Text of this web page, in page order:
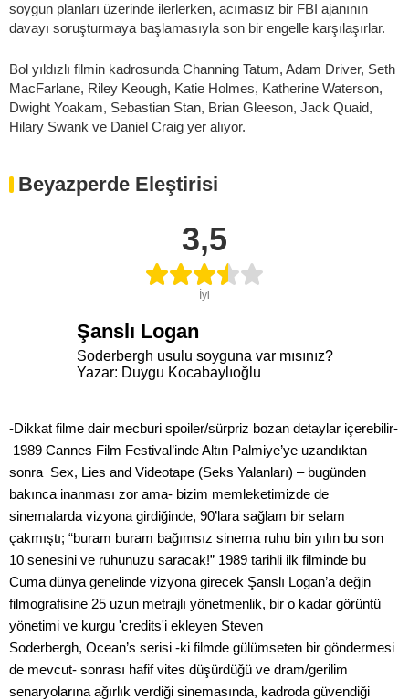
soygun planları üzerinde ilerlerken, acımasız bir FBI ajanının
davayı soruşturmaya başlamasıyla son bir engelle karşılaşırlar.
Bol yıldızlı filmin kadrosunda Channing Tatum, Adam Driver, Seth
MacFarlane, Riley Keough, Katie Holmes, Katherine Waterson,
Dwight Yoakam, Sebastian Stan, Brian Gleeson, Jack Quaid,
Hilary Swank ve Daniel Craig yer alıyor.
Beyazperde Eleştirisi
3,5
İyi
Şanslı Logan
Soderbergh usulu soyguna var mısınız?
Yazar: Duygu Kocabaylıoğlu
-Dikkat filme dair mecburi spoiler/sürpriz bozan detaylar içerebilir-
1989 Cannes Film Festival’inde Altın Palmiye’ye uzandıktan
sonra Sex, Lies and Videotape (Seks Yalanları) – bugünden
bakınca inanması zor ama- bizim memleketimizde de
sinemalarda vizyona girdiğinde, 90’lara sağlam bir selam
çakmıştı; “buram buram bağımsız sinema ruhu bin yılın bu son
10 senesini ve ruhunuzu saracak!” 1989 tarihli ilk filminde bu
Cuma dünya genelinde vizyona girecek Şanslı Logan’a değin
filmografisine 25 uzun metrajlı yönetmenlik, bir o kadar görüntü
yönetimi ve kurgu 'credits'i ekleyen Steven
Soderbergh, Ocean’s serisi -ki filmde gülümseten bir göndermesi
de mevcut- sonrası hafif vites düşürdüğü ve dram/gerilim
senaryolarına ağırlık verdiği sinemasında, kadroda güvendiği